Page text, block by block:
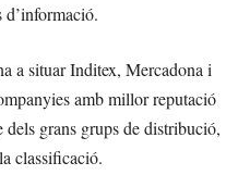
d’informació.
a situar Inditex, Mercadona i
amb millor reputació
grans grups de distribució,
classificació.